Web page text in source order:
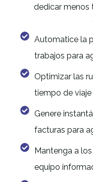
dedicar menos
Automatice la
trabajos para
Optimizar las
tiempo de
Genere
facturas para
Mantenga a
equipo